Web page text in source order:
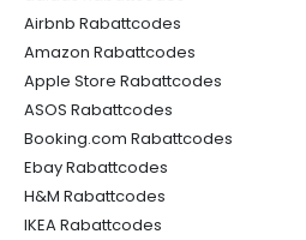
Airbnb Rabattcodes
Amazon Rabattcodes
Apple Store Rabattcodes
ASOS Rabattcodes
Booking.com Rabattcodes
Ebay Rabattcodes
H&M Rabattcodes
IKEA Rabattcodes